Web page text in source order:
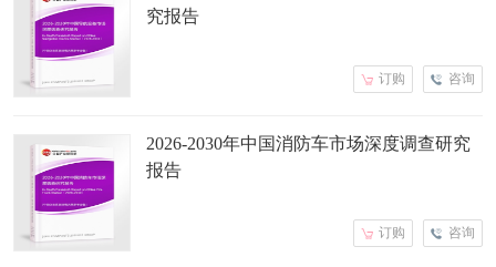
究报告
咨询
订购
2026-2030年中国消防车市场深度调查研究
报告
咨询
订购